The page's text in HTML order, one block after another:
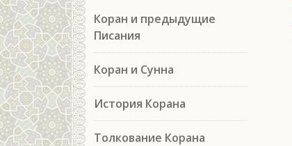
Коран и предыдущие
Писания
Коран и Сунна
История Корана
Толкование Корана